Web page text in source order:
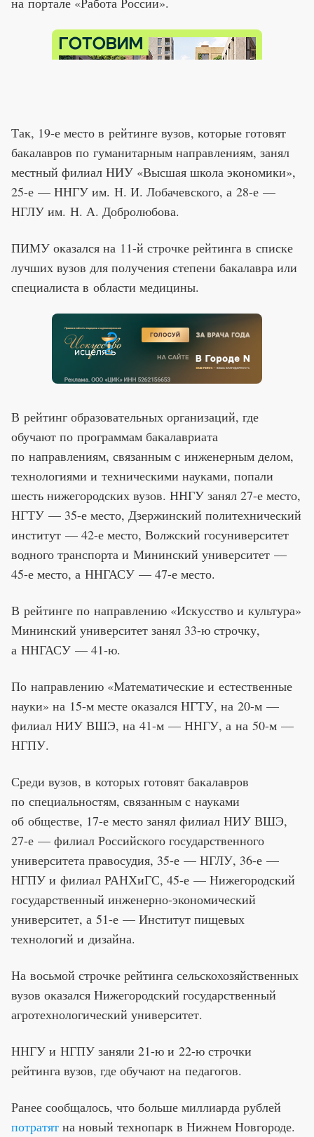
Так, 19-е место в рейтинге вузов, которые готовят
бакалавров по гуманитарным направлениям, занял
местный филиал НИУ «Высшая школа экономики»,
25-е — ННГУ им. Н. И. Лобачевского, а 28-е —
НГЛУ им. Н. А. Добролюбова.
ПИМУ оказался на 11-й строчке рейтинга в списке
лучших вузов для получения степени бакалавра или
специалиста в области медицины.
В рейтинг образовательных организаций, где
обучают по программам бакалавриата
по направлениям, связанным с инженерным делом,
технологиями и техническими науками, попали
шесть нижегородских вузов. ННГУ занял 27-е место,
НГТУ — 35-е место, Дзержинский политехнический
институт — 42-е место, Волжский госуниверситет
водного транспорта и Мининский университет —
45-е место, а ННГАСУ — 47-е место.
В рейтинге по направлению «Искусство и культура»
Мининский университет занял 33-ю строчку,
а ННГАСУ — 41-ю.
По направлению «Математические и естественные
науки» на 15-м месте оказался НГТУ, на 20-м —
филиал НИУ ВШЭ, на 41-м — ННГУ, а на 50-м —
НГПУ.
Среди вузов, в которых готовят бакалавров
по специальностям, связанным с науками
об обществе, 17-е место занял филиал НИУ ВШЭ,
27-е — филиал Российского государственного
университета правосудия, 35-е — НГЛУ, 36-е —
НГПУ и филиал РАНХиГС, 45-е — Нижегородский
государственный инженерно-экономический
университет, а 51-е — Институт пищевых
технологий и дизайна.
На восьмой строчке рейтинга сельскохозяйственных
вузов оказался Нижегородский государственный
агротехнологический университет.
ННГУ и НГПУ заняли 21-ю и 22-ю строчки
рейтинга вузов, где обучают на педагогов.
Ранее сообщалось, что больше миллиарда рублей
потратят на новый технопарк в Нижнем Новгороде.